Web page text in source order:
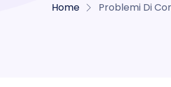
Home Problemi Di